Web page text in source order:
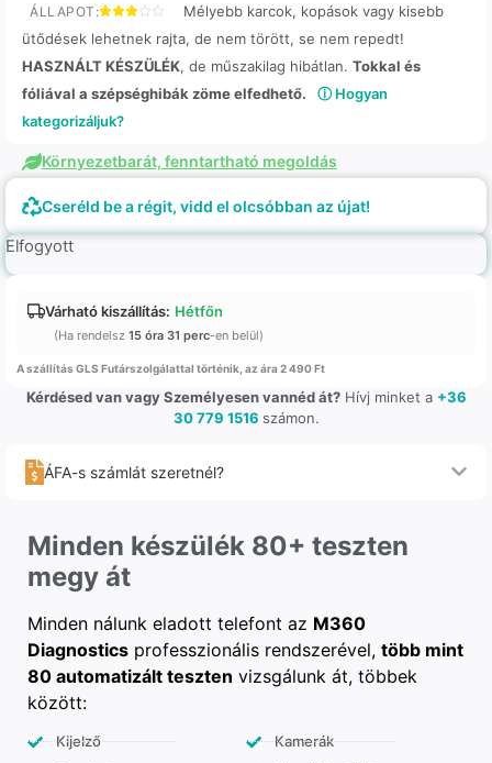
ÁLLAPOT:
Mélyebb karcok, kopások vagy kisebb
ütődések lehetnek rajta, de nem törött, se nem repedt!
HASZNÁLT KÉSZÜLÉK, de műszakilag hibátlan. Tokkal és
fóliával a szépséghibák zöme elfedhető.
ⓘ Hogyan
kategorizáljuk?
Környezetbarát, fenntartható megoldás
Cseréld be a régit, vidd el olcsóbban az újat!
Elfogyott
Várható kiszállítás: Hétfőn
(Ha rendelsz 15 óra 31 perc-en belül)
A szállítás GLS Futárszolgálattal történik, az ára 2 490 Ft
Kérdésed van vagy Személyesen vannéd át?Hívj minket a +36
30 779 1516 számon.
ÁFA-s számlát szeretnél?
Minden készülék 80+ teszten
megy át
Minden nálunk eladott telefont az M360
Diagnostics professzionális rendszerével, több mint
80 automatizált teszten vizsgálunk át, többek
között:
Kijelző
Kamerák